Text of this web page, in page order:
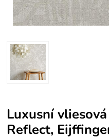
Luxusní
Reflect,